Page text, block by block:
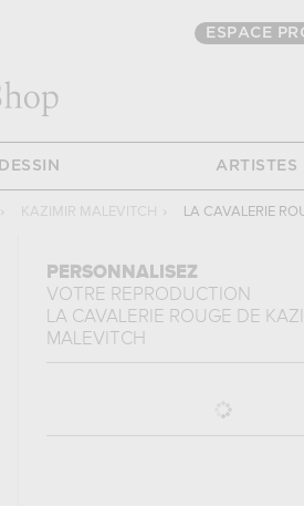
ESPACE
DESSIN ARTISTES
› KAZIMIR MALEVITCH › LA CAVALERIE
PERSONNALISEZ
VOTRE REPRODUCTION
LA CAVALERIE ROUGE DE
MALEVITCH